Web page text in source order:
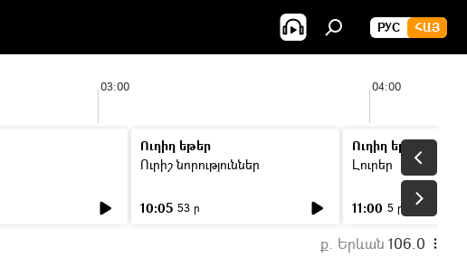
РУС ՀԱՅ
03:00 04:00
Ուղիղ եթեր
Ուրիշ նորություններ
10:05 53 ր
Ուղիղ եթեր
Լուրեր
11:00 5 ր
ք. Երևան 106.0